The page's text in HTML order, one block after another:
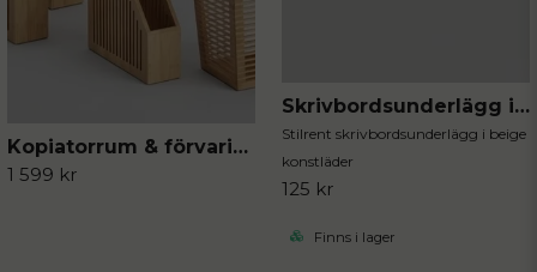
Kopiatorrum & förvaring
1 599 kr
Skrivbordsunderlägg i konstläder
Stilrent skrivbordsunderlägg i beige
konstläder
125 kr
Finns i lager